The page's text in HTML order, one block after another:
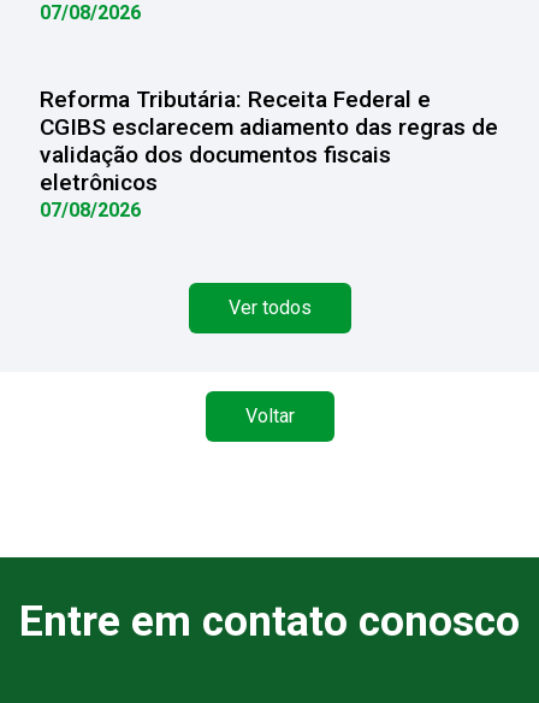
07/08/2026
Reforma Tributária: Receita Federal e
CGIBS esclarecem adiamento das regras de
validação dos documentos fiscais
eletrônicos
07/08/2026
Ver todos
Voltar
Entre em contato conosco